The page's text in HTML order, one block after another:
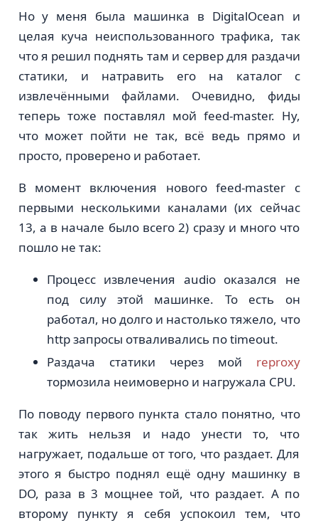
Но у меня была машинка в DigitalOcean и
целая куча неиспользованного трафика, так
что я решил поднять там и сервер для раздачи
статики, и натравить его на каталог с
извлечёнными файлами. Очевидно, фиды
теперь тоже поставлял мой feed-master. Ну,
что может пойти не так, всё ведь прямо и
просто, проверено и работает.
В момент включения нового feed-master с
первыми несколькими каналами (их сейчас
13, а в начале было всего 2) сразу и много что
пошло не так:
Процесс извлечения audio оказался не
под силу этой машинке. То есть он
работал, но долго и настолько тяжело, что
http запросы отваливались по timeout.
Раздача статики через мой reproxy
тормозила неимоверно и нагружала CPU.
По поводу первого пункта стало понятно, что
так жить нельзя и надо унести то, что
нагружает, подальше от того, что раздает. Для
этого я быстро поднял ещё одну машинку в
DO, раза в 3 мощнее той, что раздает. А по
второму пункту я себя успокоил тем, что